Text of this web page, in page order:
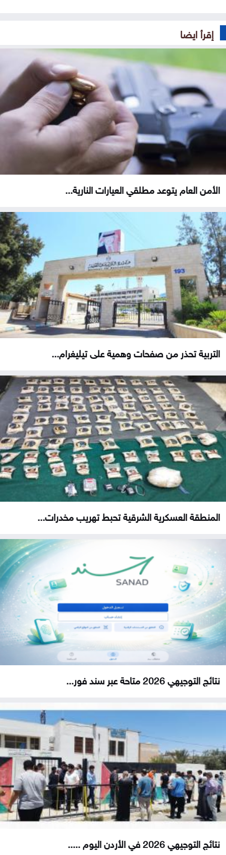
إقرأ ايضا
الأمن العام يتوعد مطلقي العيارات النارية...
التربية تحذر من صفحات وهمية على تيليغرام...
المنطقة العسكرية الشرقية تحبط تهريب مخدرات...
نتائج التوجيهي 2026 متاحة عبر سند فور...
نتائج التوجيهي 2026 في الأردن اليوم .....